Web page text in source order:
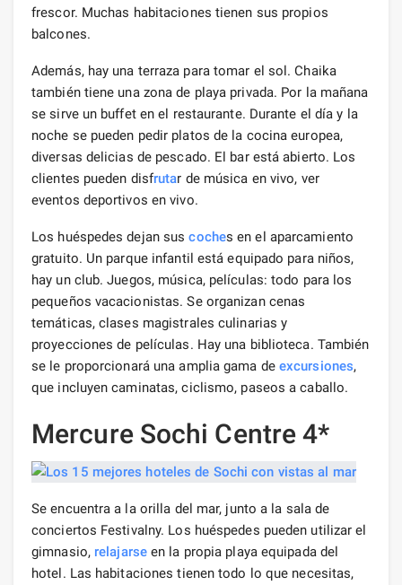
frescor. Muchas habitaciones tienen sus propios
balcones.
Además, hay una terraza para tomar el sol. Chaika
también tiene una zona de playa privada. Por la mañana
se sirve un buffet en el restaurante. Durante el día y la
noche se pueden pedir platos de la cocina europea,
diversas delicias de pescado. El bar está abierto. Los
clientes pueden disfrutar de música en vivo, ver
eventos deportivos en vivo.
Los huéspedes dejan suscoches en el aparcamiento
gratuito. Un parque infantil está equipado para niños,
hay un club. Juegos, música, películas: todo para los
pequeños vacacionistas. Se organizan cenas
temáticas, clases magistrales culinarias y
proyecciones de películas. Hay una biblioteca. También
se le proporcionará una amplia gama de excursiones,
que incluyen caminatas, ciclismo, paseos a caballo.
Mercure Sochi Centre 4*
Se encuentra a la orilla del mar, junto a la sala de
conciertos Festivalny. Los huéspedes pueden utilizar el
gimnasio, relajarseen la propia playa equipada del
hotel. Las habitaciones tienen todo lo que necesitas,